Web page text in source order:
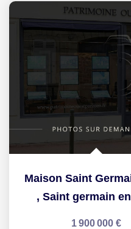
, Saint germain
1 900 000 €